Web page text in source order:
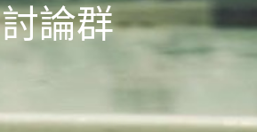
討論群